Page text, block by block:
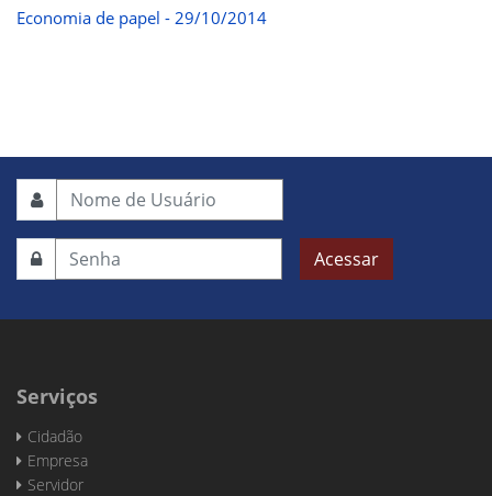
Economia de papel - 29/10/2014
Acessar
Serviços
Cidadão
Empresa
Servidor